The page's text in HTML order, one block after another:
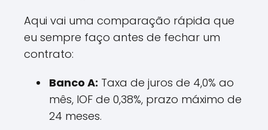
Aqui vai uma comparação rápida que
eu sempre faço antes de fechar um
contrato:
Banco A: Taxa de juros de 4,0% ao
mês, IOF de 0,38%, prazo máximo de
24 meses.